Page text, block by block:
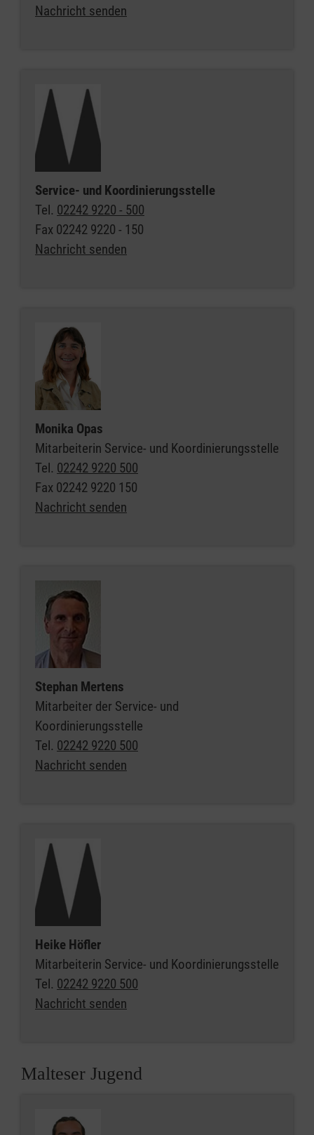
Nachricht senden
Service- und Koordinierungsstelle
Tel. 02242 9220 - 500
Fax 02242 9220 - 150
Nachricht senden
Monika Opas
Mitarbeiterin Service- und Koordinierungsstelle
Tel. 02242 9220 500
Fax 02242 9220 150
Nachricht senden
Stephan Mertens
Mitarbeiter der Service- und
Koordinierungsstelle
Tel. 02242 9220 500
Nachricht senden
Heike Höfler
Mitarbeiterin Service- und Koordinierungsstelle
Tel. 02242 9220 500
Nachricht senden
Malteser Jugend